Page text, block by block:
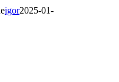
igor2025-01-